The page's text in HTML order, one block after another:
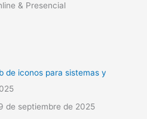
& Presencial
de iconos para sistemas y
de septiembre de 2025